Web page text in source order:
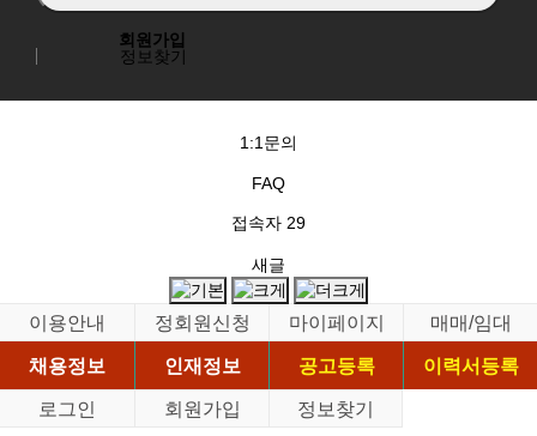
회원가입
정보찾기
1:1문의
FAQ
접속자 29
새글
이용안내 정회원신청 마이페이지
매매/임대
채용정보
인재정보 공고등록
이력서등록
로그인
회원가입 정보찾기